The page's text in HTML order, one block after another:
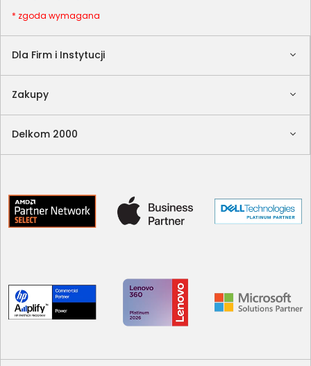
Dla Firm i Instytucji
Zakupy
Delkom 2000
* zgoda wymagana